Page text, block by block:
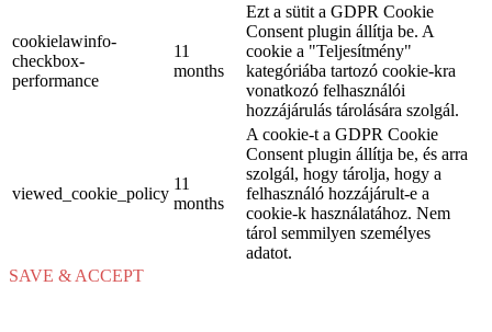
cookielawinfo-
checkbox-
performance
11
months
Ezt a sütit a GDPR Cookie
Consent plugin állítja be. A
cookie a "Teljesítmény"
kategóriába tartozó cookie-kra
vonatkozó felhasználói
hozzájárulás tárolására szolgál.
viewed_cookie_policy
11
months
A cookie-t a GDPR Cookie
Consent plugin állítja be, és arra
szolgál, hogy tárolja, hogy a
felhasználó hozzájárult-e a
cookie-k használatához. Nem
tárol semmilyen személyes
adatot.
SAVE & ACCEPT